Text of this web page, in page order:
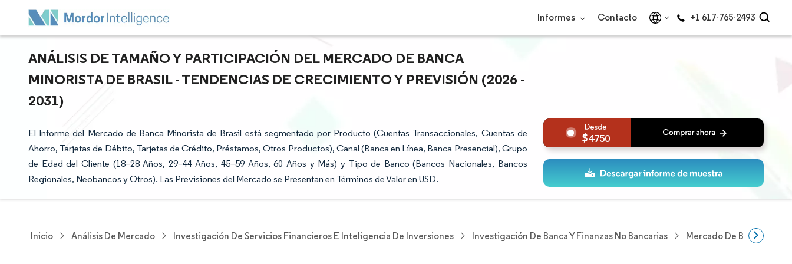
Informes Contacto +1 617-765-2493
ANÁLISIS DE TAMAÑO Y PARTICIPACIÓN DEL MERCADO DE BANCA
MINORISTA DE BRASIL - TENDENCIAS DE CRECIMIENTO Y PREVISIÓN (2026 -
2031)
El Informe del Mercado de Banca Minorista de Brasil está segmentado por Producto (Cuentas Transaccionales, Cuentas de
Ahorro, Tarjetas de Débito, Tarjetas de Crédito, Préstamos, Otros Productos), Canal (Banca en Línea, Banca Presencial), Grupo
de Edad del Cliente (18–28 Años, 29–44 Años, 45–59 Años, 60 Años y Más) y Tipo de Banco (Bancos Nacionales, Bancos
Regionales, Neobancos y Otros). Las Previsiones del Mercado se Presentan en Términos de Valor en USD.
4750
Inicio Análisis De Mercado Investigación De Servicios Financieros E Inteligencia De Inversiones Investigación De Banca Y Finanzas No Bancarias Mercado De Banca